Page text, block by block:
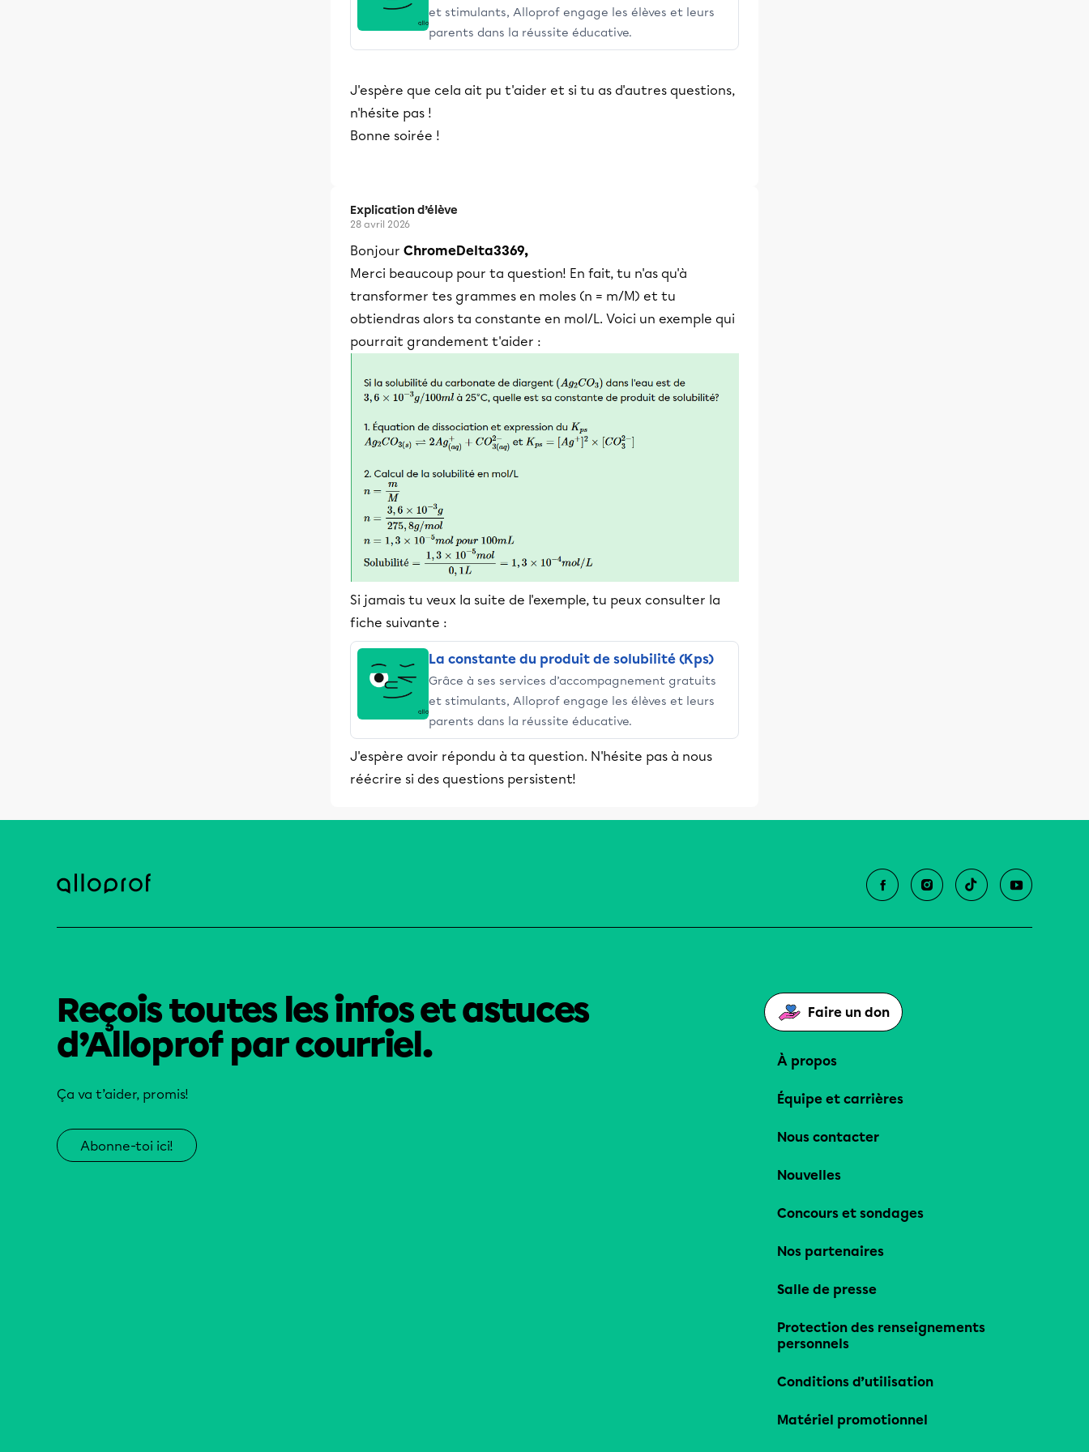
et stimulants, Alloprof engage les élèves et leurs
parents dans la réussite éducative.
J'espère que cela ait pu t'aider et si tu as d'autres questions,
n'hésite pas !
Bonne soirée !
Explication d’élève
28 avril 2026
Bonjour ChromeDelta3369,
Merci beaucoup pour ta question! En fait, tu n'as qu'à
transformer tes grammes en moles (n = m/M) et tu
obtiendras alors ta constante en mol/L. Voici un exemple qui
pourrait grandement t'aider :
Si jamais tu veux la suite de l'exemple, tu peux consulter la
fiche suivante :
La constante du produit de solubilité (Kps)
Grâce à ses services d’accompagnement gratuits
et stimulants, Alloprof engage les élèves et leurs
parents dans la réussite éducative.
J'espère avoir répondu à ta question. N'hésite pas à nous
réécrire si des questions persistent!
Reçois toutes les infos et astuces
d’Alloprof par courriel.
Ça va t’aider, promis!
Abonne-toi ici!
Faire un don
À propos
Équipe et carrières
Nous contacter
Nouvelles
Concours et sondages
Nos partenaires
Salle de presse
Protection des renseignements
personnels
Conditions d’utilisation
Matériel promotionnel